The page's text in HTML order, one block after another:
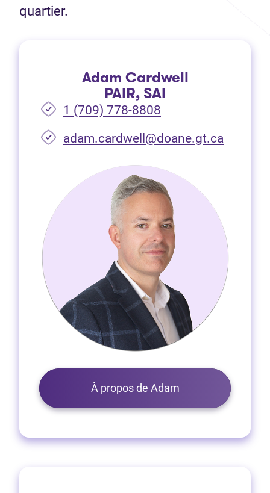
quartier.
Adam Cardwell
PAIR, SAI
1 (709) 778-8808
adam.cardwell@doane.gt.ca
À propos de Adam